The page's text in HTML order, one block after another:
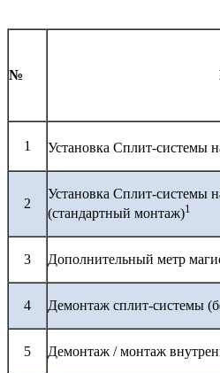
№
1 Установка Сплит-системы
2
Установка Сплит-системы
(стандартный монтаж)1
3 Дополнительный метр
4 Демонтаж сплит-системы
5 Демонтаж / монтаж